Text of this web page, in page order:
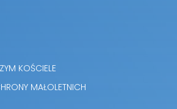
KOŚCIELE
MAŁOLETNICH